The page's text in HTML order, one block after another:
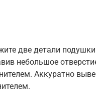
две детали
небольшое
Аккуратно